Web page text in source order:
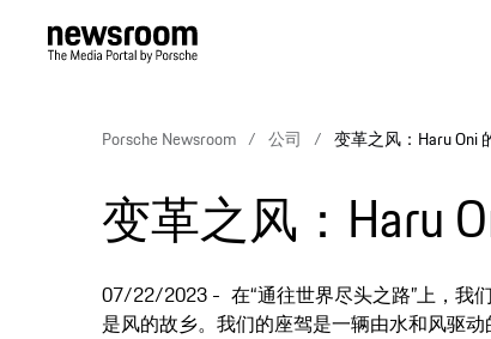
Porsche Newsroom 公司 变革之风：Haru Oni
变革之风：Haru
07/22/2023
在“通往世界尽头之路”上，我
是风的故乡。我们的座驾是一辆由水和风驱动